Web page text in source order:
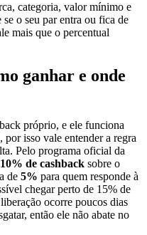
categoria, valor mínimo e
o seu par entra ou fica de
mais que o percentual
ganhar e onde
próprio, e ele funciona
isso vale entender a regra
Pelo programa oficial da
10% de cashback sobre o
de 5% para quem responde à
chegar perto de 15% de
ocorre poucos dias
então ele não abate no